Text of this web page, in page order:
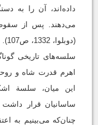
داده‌اند، آن را به
می‌دهند. پس از
(دوبلوا، 1332، ص107).
سلسه‌های تاریخی
اهرم قدرت شاه و
این میان، سلسة
ساسانیان قرار
چنان‌که می‌بینیم به